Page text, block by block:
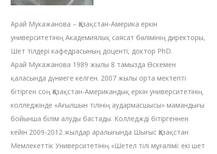
Арай Мукажанова – Қазақстан-Америка еркін
университетінің Академиялық саясат бөлімінің директоры,
Шет тілдері кафедрасының доценті, доктор PhD.
Арай Мукажанова 1989 жылы 8 тамызда Өскемен
қаласында дүниеге келген. 2007 жылы орта мектепті
бітірген соң Қазақстан-Американдық еркін университетінің
колледжінде «Ағылшын тілінің аудармасшысы» мамандығы
бойынша білім алуды бастады. Колледжді бітіргеннен
кейін 2009-2012 жылдар аралығында Шығыс Қазақстан
Мемлекеттік Университетінің «Шетел тілі мұғалімі: екі шет